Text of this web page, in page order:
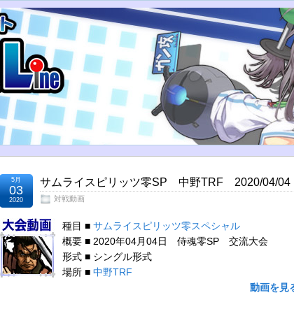
サムライスピリッツ零SP 中野TRF 2020/04/
対戦動画
5月
03
2020
種目 ■ サムライスピリッツ零スペシャル
概要 ■ 2020年04月04日 侍魂零SP 交流大会
形式 ■ シングル形式
場所 ■ 中野TRF
動画を見